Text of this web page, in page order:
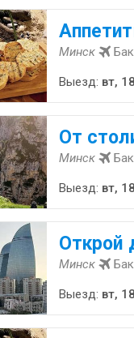
Минск
Выезд: вт,
От
Минск
Выезд: вт,
Открой
Минск
Выезд: вт,